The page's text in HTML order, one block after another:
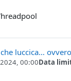
luccica…
00:00Data